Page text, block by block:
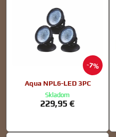
7%
Aqua NPL6-LED 3PC
Skladom
229,95 €